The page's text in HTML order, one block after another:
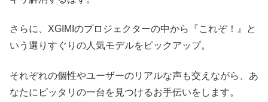
さらに、XGIMIのプロジェクターの中から『これぞ！』と
いう選りすぐりの人気モデルをピックアップ。
それぞれの個性やユーザーのリアルな声も交えながら、あ
なたにピッタリの一台を見つけるお手伝いをします。